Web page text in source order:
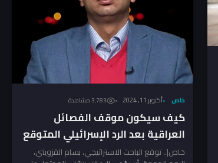
خاص أكتوبر 11, 2024 3٬783 مشاهدة
كيف سيكون موقف الفصائل
العراقية بعد الرد الإسرائيلي المتوقع
على إيران؟
خاص|.. توقع الباحث الاستراتيجي، بسام القزويني،